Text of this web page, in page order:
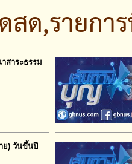
ด,รายกา
สาระธรรม
ย) วันขึ้นปี